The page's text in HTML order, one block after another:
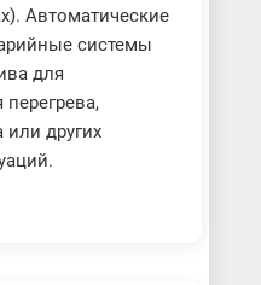
Автоматические
системы
для
или других